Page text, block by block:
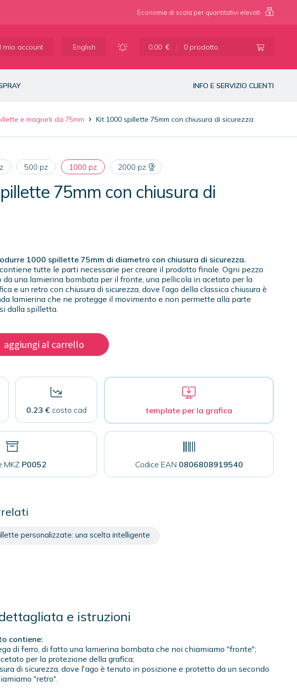
Economie di scala per quantitativi elevati
navigazione
contenuto
mio account English 0,00 € 0 prodotto
INFO E SERVIZIO CLIENTI
e magneti da 75mm Kit 1000 spillette 75mm con chiusura di sicurezza
500 pz 1000 pz 2000 pz
75mm con chiusura di
1000 spillette 75mm di diametro con chiusura di sicurezza.
tutte le parti necessarie per creare il prodotto finale. Ogni pezzo
una lamierina bombata per il fronte, una pellicola in acetato per la
e un retro con chiusura di sicurezza, dove l’ago della classica chiusura è
lamierina che ne protegge il movimento e non permette alla parte
dalla spilletta.
aggiungi al carrello
0.23 €costo cad template per la grafica
MKZ P0052 Codice EAN 0806808919540
personalizzate: una scelta intelligente
e istruzioni
contiene:
di ferro, di fatto una lamierina bombata che noi chiamiamo "fronte";
per la protezione della grafica;
di sicurezza, dove l'ago è tenuto in posizione e protetto da un secondo
"retro".